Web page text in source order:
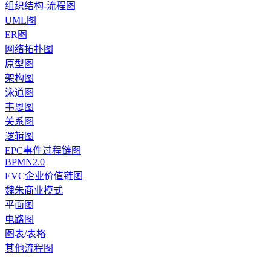
组织结构-流程图
UML图
ER图
网络拓扑图
原型图
架构图
泳道图
韦恩图
关系图
逻辑图
EPC事件过程链图
BPMN2.0
EVC企业价值链图
魏朱商业模式
平面图
电路图
图表/表格
其他流程图